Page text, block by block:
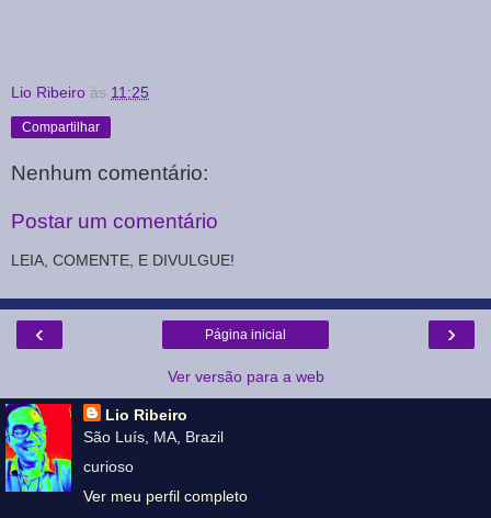
Lio Ribeiro às 11:25
Compartilhar
Nenhum comentário:
Postar um comentário
LEIA, COMENTE, E DIVULGUE!
‹ ›
Página inicial
Ver versão para a web
Lio Ribeiro
São Luís, MA, Brazil
curioso
Ver meu perfil completo